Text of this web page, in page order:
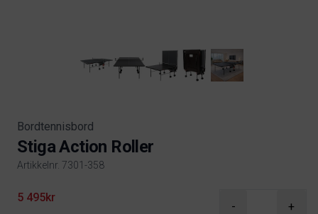
Bordtennisbord
Stiga Action Roller
Artikkelnr. 7301-358
Product information
5 495kr
- +